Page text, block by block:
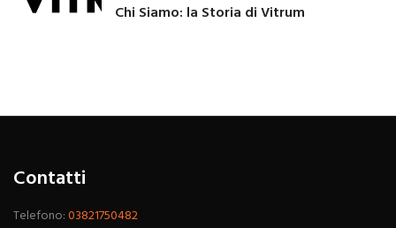
Chi Siamo: la Storia di Vitrum
Contatti
Telefono:03821750482